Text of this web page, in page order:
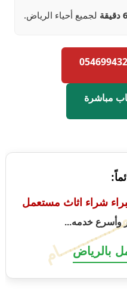
لجميع أحياء الرياض.
مباشرة
شراء اثاث مستعمل
وأسرع خدمه...
بالرياض